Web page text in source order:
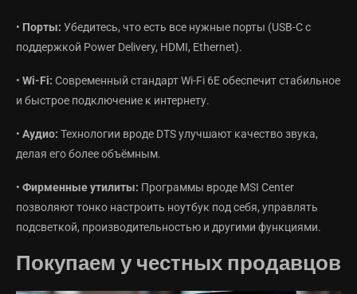
• Порты: Убедитесь, что есть все нужные порты (USB-C с
поддержкой Power Delivery, HDMI, Ethernet).
• Wi-Fi: Современный стандарт Wi-Fi 6E обеспечит стабильное
и быстрое подключение к интернету.
• Аудио: Технологии вроде DTS улучшают качество звука,
делая его более объёмным.
• Фирменные утилиты: Программы вроде MSI Center
позволяют тонко настроить ноутбук под себя, управлять
подсветкой, производительностью и другими функциями.
Покупаем у честных продавцов